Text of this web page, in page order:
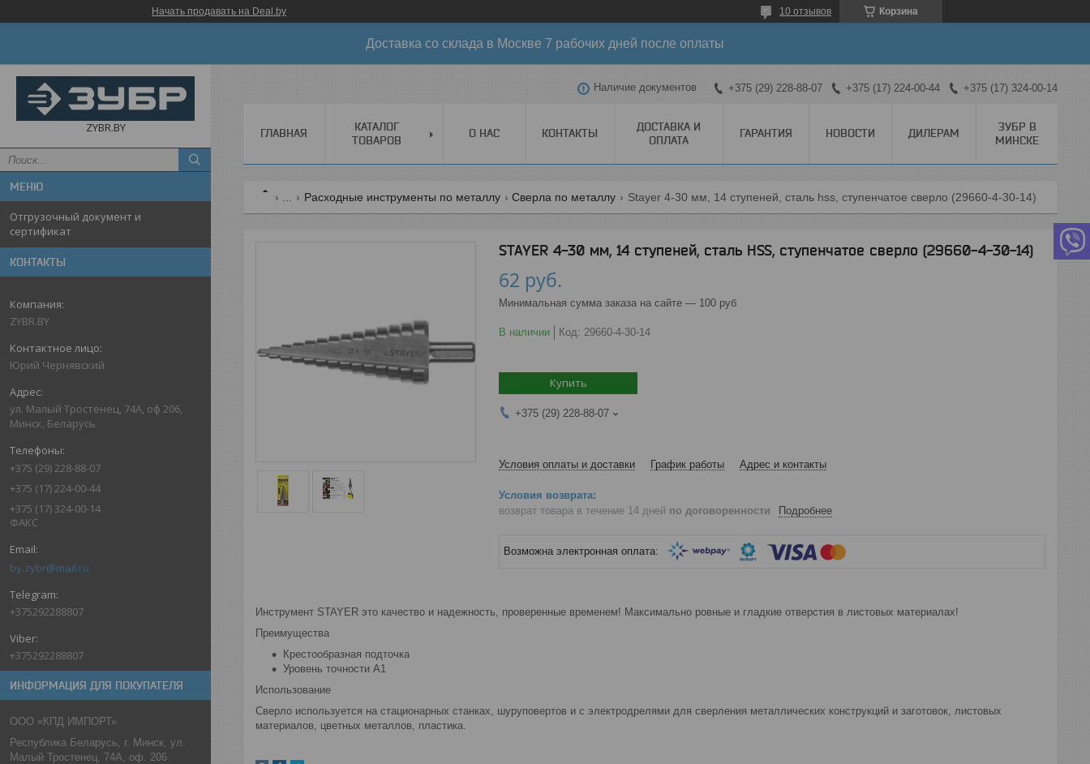
Начать продавать на Deal.by Корзина
10 отзывов
Доставка со склада в Москве 7 рабочих дней после оплаты
ZYBR.BY
Отгрузочный документ и
сертификат
КОНТАКТЫ
ZYBR.BY
Юрий Чернявский
ул. Малый Тростенец, 74А, оф 206,
Минск, Беларусь
+375 (29) 228-88-07
+375 (17) 224-00-44
+375 (17) 324-00-14
ФАКС
by.zybr@mail.ru
+375292288807
+375292288807
ИНФОРМАЦИЯ ДЛЯ ПОКУПАТЕЛЯ
ООО «КПД ИМПОРТ»
Республика Беларусь, г. Минск, ул.
Малый Тростенец, 74А, оф. 206
Наличие документов +375 (29) 228-88-07 +375 (17) 224-00-44 +375 (17) 324-00-14
ГЛАВНАЯ
КАТАЛОГ
ТОВАРОВ
О НАС КОНТАКТЫ
ДОСТАВКА И
ОПЛАТА
ГАРАНТИЯ НОВОСТИ ДИЛЕРАМ
ЗУБР В
МИНСКЕ
Расходные инструменты по металлу Сверла по металлу Stayer 4-30 мм, 14 ступеней, сталь hss, ступенчатое сверло (29660-4-30-14)
STAYER 4-30 мм, 14 ступеней, сталь HSS, ступенчатое сверло (29660-4-30-14)
62 руб.
Минимальная сумма заказа на сайте — 100 руб
В наличии Код: 29660-4-30-14
Купить
+375 (29) 228-88-07
Условия оплаты и доставки График работы Адрес и контакты
возврат товара в течение 14 дней по договоренности Подробнее
Инструмент STAYER это качество и надежность, проверенные временем! Максимально ровные и гладкие отверстия в листовых материалах!
Преимущества
Крестообразная подточка
Уровень точности А1
Использование
Сверло используется на стационарных станках, шуруповертов и с электродрелями для сверления металлических конструкций и заготовок, листовых
материалов, цветных металлов, пластика.